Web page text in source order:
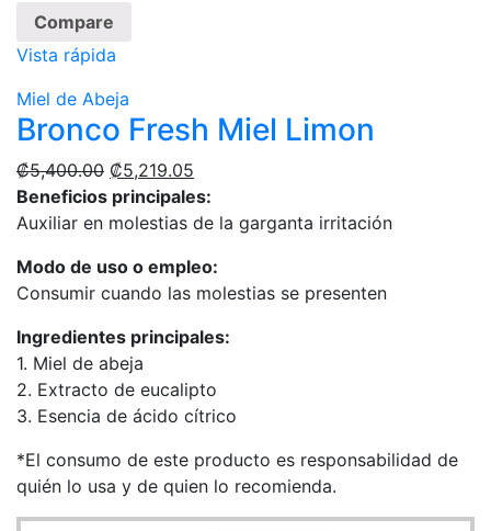
Compare
Vista rápida
Miel de Abeja
Bronco Fresh Miel Limon
₡5,400.00 ₡5,219.05
Beneficios principales:
Auxiliar en molestias de la garganta irritación
Modo de uso o empleo:
Consumir cuando las molestias se presenten
Ingredientes principales:
1. Miel de abeja
2. Extracto de eucalipto
3. Esencia de ácido cítrico
*El consumo de este producto es responsabilidad de
quién lo usa y de quien lo recomienda.